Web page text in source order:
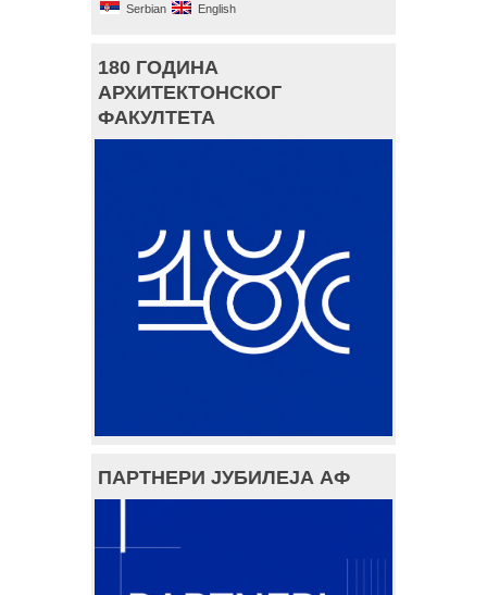
Serbian English
180 ГОДИНА
АРХИТЕКТОНСКОГ
ФАКУЛТЕТА
ПАРТНЕРИ ЈУБИЛЕЈА АФ